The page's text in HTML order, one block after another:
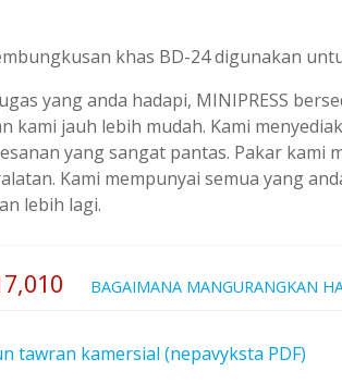
khas BD-24 digunakan
yang anda hadapi, MINIPRESS
kami jauh lebih mudah. Kami
yang sangat pantas. Pakar
Kami mempunyai semua yang
lebih lagi.
BAGAIMANA MANGURANGKAN
tawran kamersial (nepavyksta PDF)